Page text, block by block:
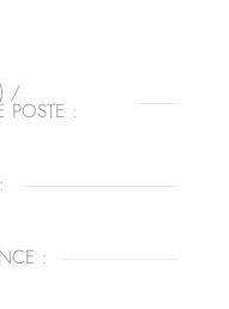
/
POSTE :
: